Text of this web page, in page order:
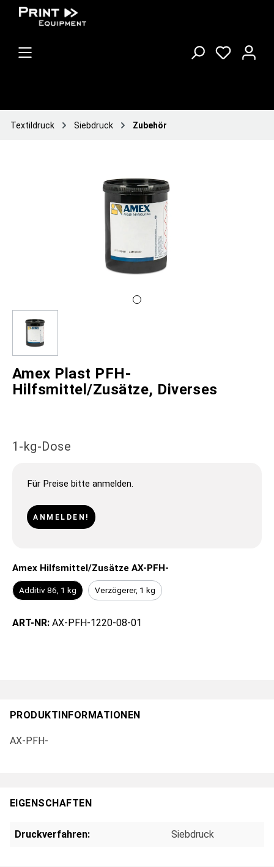
Textildruck Siebdruck Zubehör
Amex Plast PFH-
Hilfsmittel/Zusätze, Diverses
1-kg-Dose
Für Preise bitte anmelden.
ANMELDEN!
Amex Hilfsmittel/Zusätze AX-PFH-
Additiv 86, 1 kg Verzögerer, 1 kg
ART-NR: AX-PFH-1220-08-01
PRODUKTINFORMATIONEN
AX-PFH-
EIGENSCHAFTEN
Druckverfahren: Siebdruck